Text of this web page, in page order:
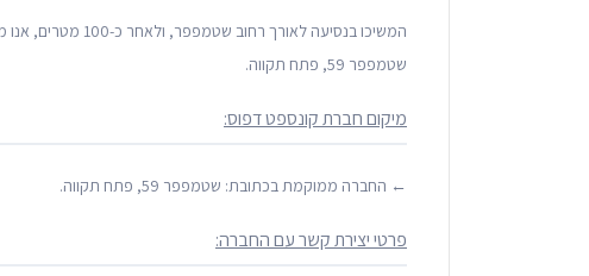
המשיכו בנסיעה
שטמפפר 59, פתח תקווה.
מיקום חברת קונספט דפוס:
← החברה ממוקמת בכתובת: שטמפפר 59, פתח תקווה.
פרטי יצירת קשר עם החברה: